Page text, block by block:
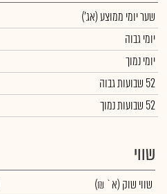
שער יומי ממוצע(אג')
יומי גבוה
יומי נמוך
52 שבועות גבוה
52 שבועות נמוך
שווי
שווי שוק (א` ₪)